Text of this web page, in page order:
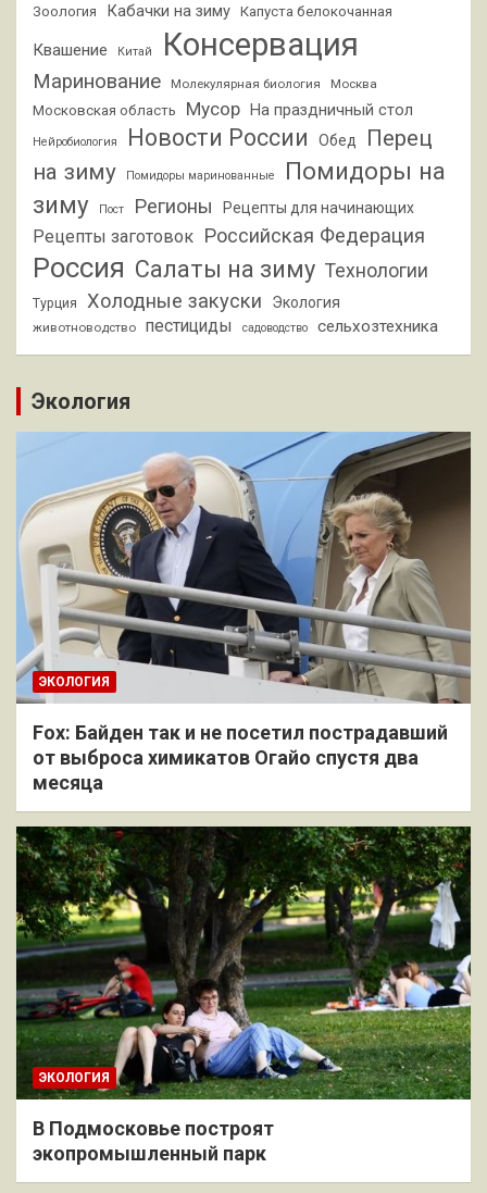
Зоология Кабачки на зиму Капуста белокочанная
Квашение Китай Консервация
Маринование Молекулярная биология Москва
Московская область Мусор На праздничный стол
Нейробиология Новости России Обед
Перец
на зиму
Помидоры маринованные
Помидоры на
зиму
Пост Регионы Рецепты для начинающих
Рецепты заготовок Российская Федерация
Россия Салаты на зиму Технологии
Турция Холодные закуски Экология
животноводство пестициды садоводство сельхозтехника
Экология
ЭКОЛОГИЯ
Fox: Байден так и не посетил пострадавший
от выброса химикатов Огайо спустя два
месяца
ЭКОЛОГИЯ
В Подмосковье построят
экопромышленный парк